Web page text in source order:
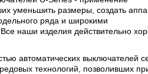
уменьшить размеры, создать
ряда и широкими
наши изделия действительно
автоматических выключателей
технологий, позволивших